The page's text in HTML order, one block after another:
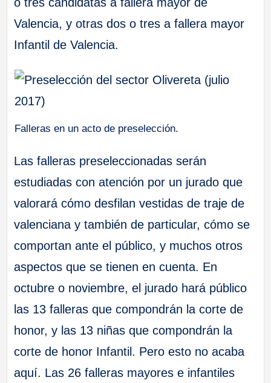
Valencia, y otras dos o tres a fallera mayor
Infantil de Valencia.
Falleras en un acto de preselección.
Las falleras preseleccionadas serán
estudiadas con atención por un jurado que
valorará cómo desfilan vestidas de traje de
valenciana y también de particular, cómo se
comportan ante el público, y muchos otros
aspectos que se tienen en cuenta. En
octubre o noviembre, el jurado hará público
las 13 falleras que compondrán la corte de
honor, y las 13 niñas que compondrán la
corte de honor Infantil. Pero esto no acaba
aquí. Las 26 falleras mayores e infantiles